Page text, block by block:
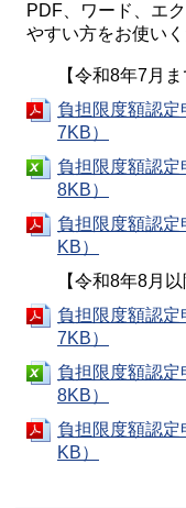
PDF、ワード、エ
やすい方をお使いく
【令和8年7月ま
負担限度額認
7KB）
負担限度額認
8KB）
負担限度額認
KB）
【令和8年8月以
負担限度額認
7KB）
負担限度額認
8KB）
負担限度額認
KB）